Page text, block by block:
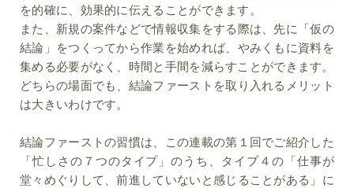
を的確に、効果的に伝えることができます。
また、新規の案件などで情報収集をする際は、先に「仮の
結論」をつくってから作業を始めれば、やみくもに資料を
集める必要がなく、時間と手間を減らすことができます。
どちらの場面でも、結論ファーストを取り入れるメリット
は大きいわけです。
結論ファーストの習慣は、この連載の第１回でご紹介した
「忙しさの７つのタイプ」のうち、タイプ４の「仕事が
堂々めぐりして、前進していないと感じることがある」に